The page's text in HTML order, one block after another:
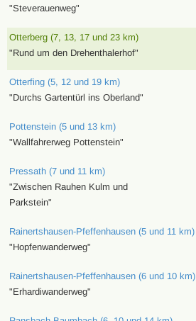
"Steverauenweg"
Otterberg (7, 13, 17 und 23 km)
"Rund um den Drehenthalerhof"
Otterfing (5, 12 und 19 km)
"Durchs Gartentürl ins Oberland"
Pottenstein (5 und 13 km)
"Wallfahrerweg Pottenstein"
Pressath (7 und 11 km)
"Zwischen Rauhen Kulm und
Parkstein"
Rainertshausen-Pfeffenhausen (5 und 11 km)
"Hopfenwanderweg"
Rainertshausen-Pfeffenhausen (6 und 10 km)
"Erhardiwanderweg"